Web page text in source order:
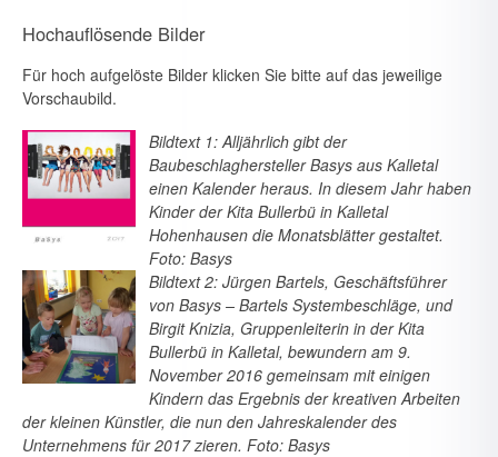
Hochauflösende Bilder
Für hoch aufgelöste Bilder klicken Sie bitte auf das jeweilige
Vorschaubild.
Bildtext 1: Alljährlich gibt der
Baubeschlaghersteller Basys aus Kalletal
einen Kalender heraus. In diesem Jahr haben
Kinder der Kita Bullerbü in Kalletal
Hohenhausen die Monatsblätter gestaltet.
Foto: Basys
Bildtext 2: Jürgen Bartels, Geschäftsführer
von Basys – Bartels Systembeschläge, und
Birgit Knizia, Gruppenleiterin in der Kita
Bullerbü in Kalletal, bewundern am 9.
November 2016 gemeinsam mit einigen
Kindern das Ergebnis der kreativen Arbeiten
der kleinen Künstler, die nun den Jahreskalender des
Unternehmens für 2017 zieren. Foto: Basys